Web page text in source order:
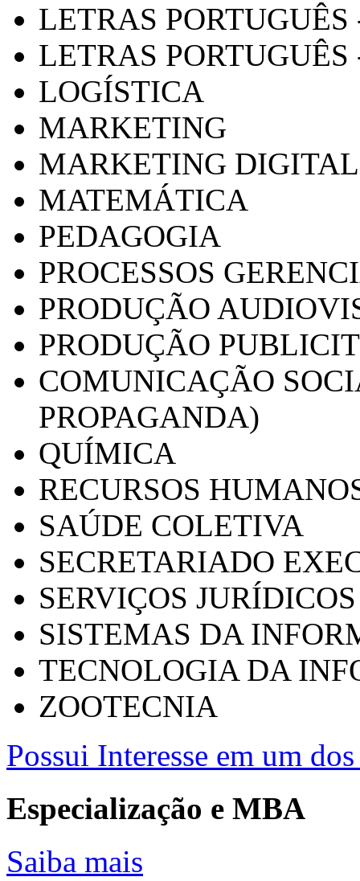
LETRAS
LETRAS PORTUGUÊS
LOGÍSTICA
MARKETING
MARKETING DIGITAL
MATEMÁTICA
PEDAGOGIA
PROCESSOS
PRODUÇÃO
PRODUÇÃO
COMUNICAÇÃO
PROPAGANDA)
QUÍMICA
RECURSOS
SAÚDE COLETIVA
SECRETARIADO
SERVIÇOS
SISTEMAS DA
TECNOLOGIA DA
ZOOTECNIA
Possui Interesse em um
Especialização e MBA
Saiba mais